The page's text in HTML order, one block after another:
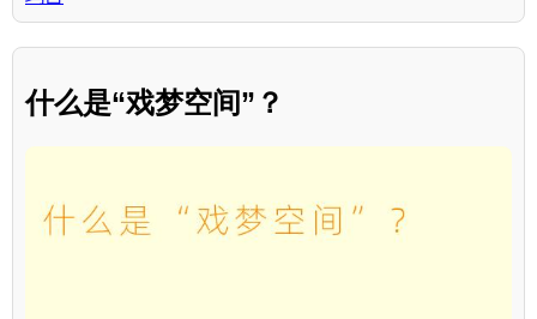
什么是“戏梦空间”？